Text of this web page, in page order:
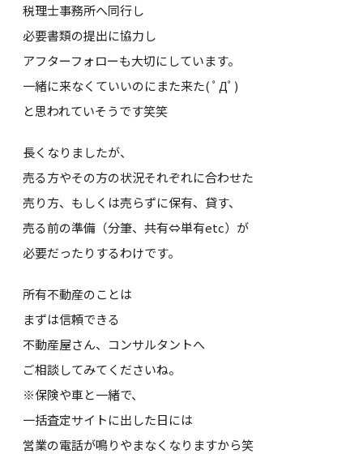
Pure Css Animated
Background
税理士事務所へ同行し
必要書類の提出に協力し
アフターフォローも大切にしています。
一緒に来なくていいのにまた来た( ﾟДﾟ)
と思われていそうです笑笑
長くなりましたが、
売る方やその方の状況それぞれに合わせた
売り方、もしくは売らずに保有、貸す、
売る前の準備（分筆、共有⇔単有etc）が
必要だったりするわけです。
所有不動産のことは
まずは信頼できる
不動産屋さん、コンサルタントへ
ご相談してみてくださいね。
※保険や車と一緒で、
一括査定サイトに出した日には
営業の電話が鳴りやまなくなりますから笑